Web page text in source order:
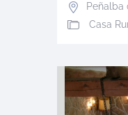
Peñalba
Casa